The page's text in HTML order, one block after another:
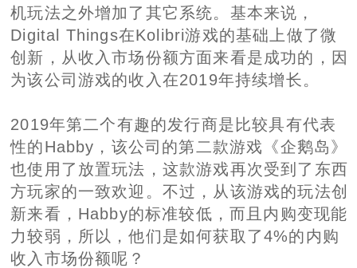
机玩法之外增加了其它系统。基本来说，
Digital Things在Kolibri游戏的基础上做了微
创新，从收入市场份额方面来看是成功的，因
为该公司游戏的收入在2019年持续增长。
2019年第二个有趣的发行商是比较具有代表
性的Habby，该公司的第二款游戏《企鹅岛》
也使用了放置玩法，这款游戏再次受到了东西
方玩家的一致欢迎。不过，从该游戏的玩法创
新来看，Habby的标准较低，而且内购变现能
力较弱，所以，他们是如何获取了4%的内购
收入市场份额呢？